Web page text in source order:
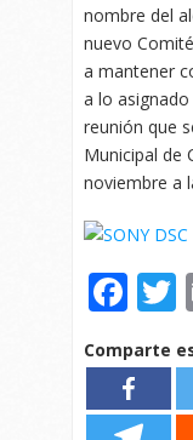
nombre del
nuevo
a mantener
a lo
reunión que
Municipal de
noviembre a
Comparte